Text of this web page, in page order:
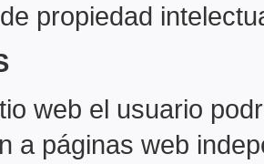
propiedad
web el usuario
a páginas web